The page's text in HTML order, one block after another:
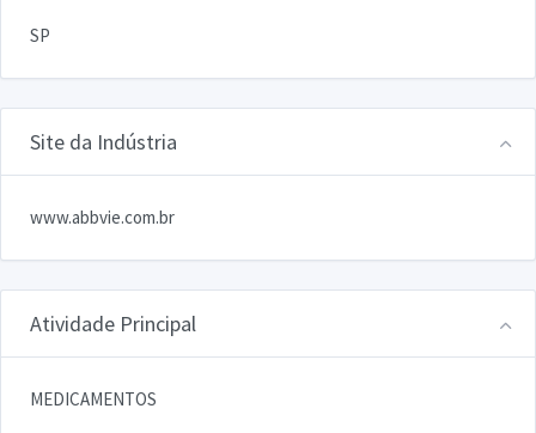
SP
Site da Indústria
www.abbvie.com.br
Atividade Principal
MEDICAMENTOS